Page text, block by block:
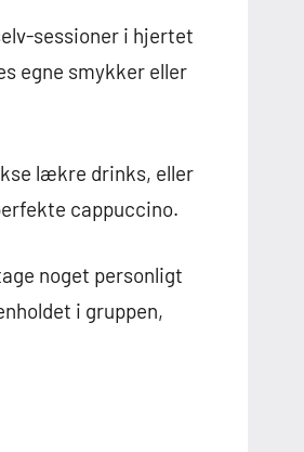
sessioner i hjertet
egne smykker eller
lækre drinks, eller
cappuccino.
noget personligt
i gruppen,